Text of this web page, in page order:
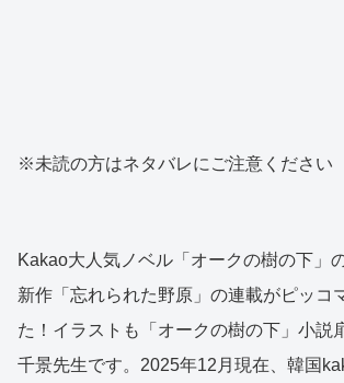
※未読の方はネタバレにご注意ください
Kakao大人気ノベル「オークの樹の下」
新作「忘れられた野原」の連載がピッコ
た！イラストも「オークの樹の下」小説
千景先生です。2025年12月現在、韓国